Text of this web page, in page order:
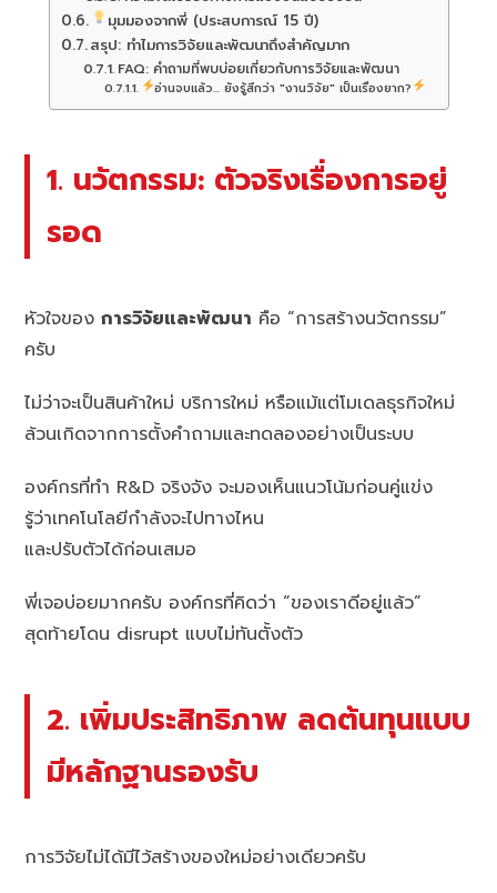
มุมมองจากพี่ (ประสบการณ์ 15 ปี)
สรุป: ทำไมการวิจัยและพัฒนาถึงสำคัญมาก
FAQ: คำถามที่พบบ่อยเกี่ยวกับการวิจัยและพัฒนา
อ่านจบแล้ว... ยังรู้สึกว่า "งานวิจัย" เป็นเรื่องยาก?
1. นวัตกรรม: ตัวจริงเรื่องการอยู่
รอด
หัวใจของการวิจัยและพัฒนา คือ “การสร้างนวัตกรรม”
ครับ
ไม่ว่าจะเป็นสินค้าใหม่ บริการใหม่ หรือแม้แต่โมเดลธุรกิจใหม่
ล้วนเกิดจากการตั้งคำถามและทดลองอย่างเป็นระบบ
องค์กรที่ทำ R&D จริงจัง จะมองเห็นแนวโน้มก่อนคู่แข่ง
รู้ว่าเทคโนโลยีกำลังจะไปทางไหน
และปรับตัวได้ก่อนเสมอ
พี่เจอบ่อยมากครับ องค์กรที่คิดว่า “ของเราดีอยู่แล้ว”
สุดท้ายโดน disrupt แบบไม่ทันตั้งตัว
2. เพิ่มประสิทธิภาพ ลดต้นทุนแบบ
มีหลักฐานรองรับ
การวิจัยไม่ได้มีไว้สร้างของใหม่อย่างเดียวครับ